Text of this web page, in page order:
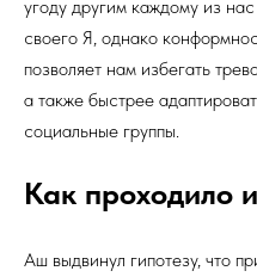
угоду другим каждому из
своего Я, однако
позволяет нам избегать
а также быстрее
социальные группы.
Как проходило
Аш выдвинул гипотезу, что